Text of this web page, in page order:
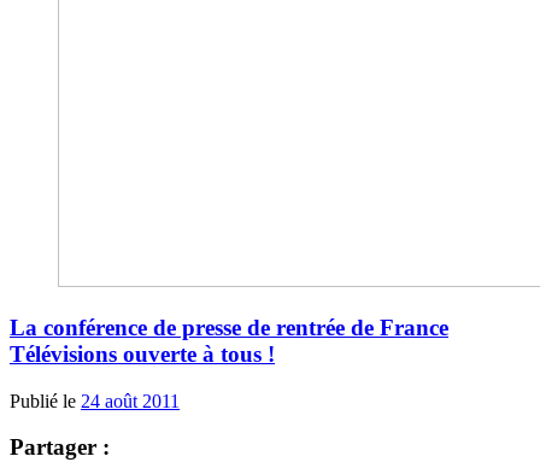
La conférence de presse de rentrée de France
Télévisions ouverte à tous !
Publié le 24 août 2011
Partager :